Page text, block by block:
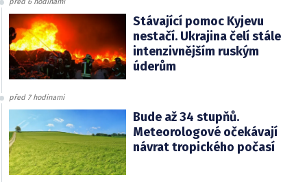
Stávající pomoc Kyjevu
nestačí. Ukrajina čelí stále
intenzivnějším ruským
úderům
před 7 hodinami
Bude až 34 stupňů.
Meteorologové očekávají
návrat tropického počasí